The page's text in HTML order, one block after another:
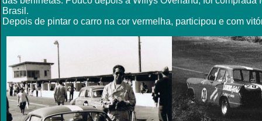
Brasil.
Depois de pintar o carro na cor vermelha, participou e com